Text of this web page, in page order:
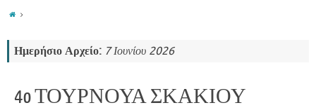
Ημερήσιο Αρχείο: 7 Ιουνίου 2026
4o ΤΟΥΡΝΟΥΑ ΣΚΑΚΙΟΥ